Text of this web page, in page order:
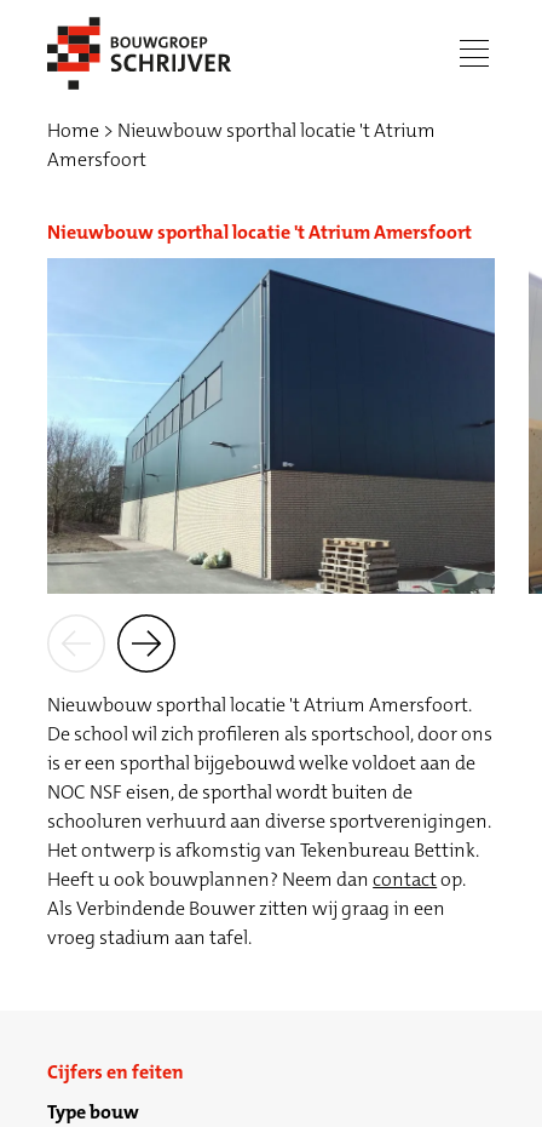
menu
Werken bij
Home
Nieuwbouw sporthal locatie 't Atrium
Amersfoort
Nieuwbouw sporthal locatie 't Atrium Amersfoort
Nieuwbouw sporthal locatie 't Atrium Amersfoort.
De school wil zich profileren als sportschool, door ons
is er een sporthal bijgebouwd welke voldoet aan de
NOC NSF eisen, de sporthal wordt buiten de
schooluren verhuurd aan diverse sportverenigingen.
Het ontwerp is afkomstig van Tekenbureau Bettink.
Heeft u ook bouwplannen? Neem dancontactop.
Als Verbindende Bouwer zitten wij graag in een
vroeg stadium aan tafel.
Cijfers en feiten
Type bouw